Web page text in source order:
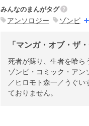
みんなのまんがタグ
アンソロジー ゾンビ
「マンガ・オブ・ザ
死者が蘇り、生者を喰ら
ゾンビ・コミック・アン
／ヒロモト森一／うぐ
ておりません。